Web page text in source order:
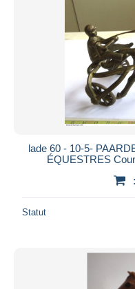
Uniquement en
Livraison gratuite
Méthodes de
PayPal
Virement
Visa
Mastercard
Bancontact
iDeal
Monde entier
lade 60 - 10-5-
ÉQUESTRES
Statut